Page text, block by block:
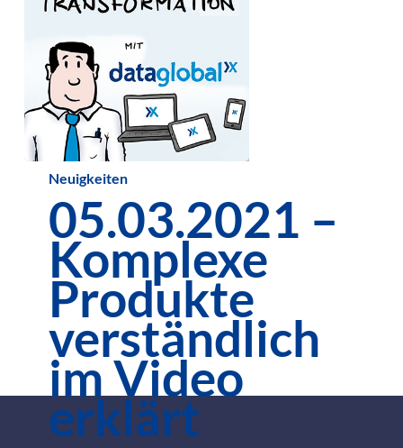
05.03.2021
Komplexe
Produkte
verständlich
Video
erklärt
Neuigkeiten
05.03.2021 –
Komplexe
Produkte
verständlich
im Video
erklärt